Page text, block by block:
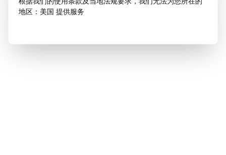
地区：美国 提供服务